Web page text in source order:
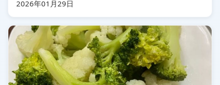
2026年01月29日